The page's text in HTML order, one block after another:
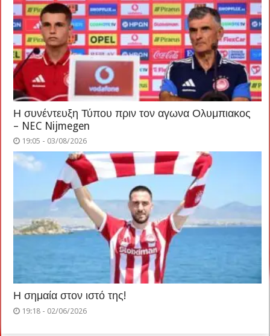
Η συνέντευξη Τύπου πριν τον αγωνα Ολυμπιακος
– NEC Nijmegen
19:05 - 03/08/2026
Η σημαία στον ιστό της!
19:18 - 02/06/2026